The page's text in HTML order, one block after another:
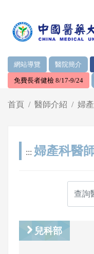
網站導覽 醫院簡介
免費長者健檢 8/17-9/24
首頁 醫師介紹 婦
::: 婦產科醫
兒科部